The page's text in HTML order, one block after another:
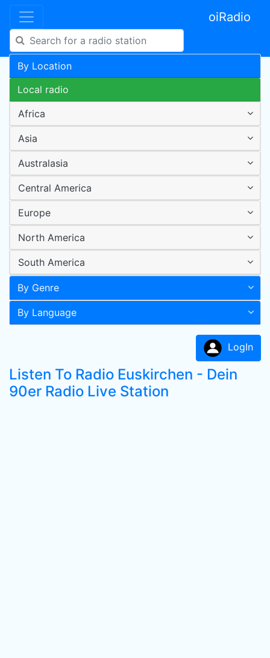
oiRadio
By Location
Local radio
Africa
Asia
Australasia
Central America
Europe
North America
South America
By Genre
By Language
LogIn
Listen To Radio Euskirchen - Dein
90er Radio Live Station